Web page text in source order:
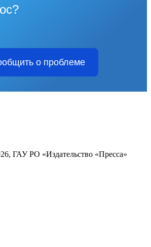
о проблеме
ГАУ РО «Издательство «Пресса»